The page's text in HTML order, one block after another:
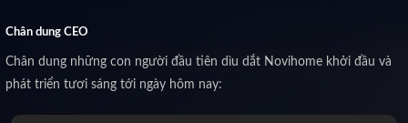
Chân dung CEO
Chân dung những con người đầu tiên dìu dắt Novihome khởi đầu và
phát triển tươi sáng tới ngày hôm nay: